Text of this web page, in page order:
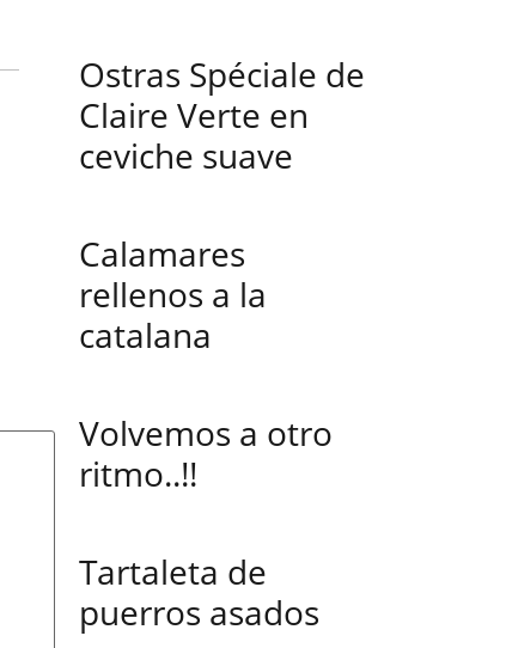
Ostras Spéciale de
Claire Verte en
ceviche suave
Calamares
rellenos a la
catalana
Volvemos a otro
ritmo..!!
Tartaleta de
puerros asados